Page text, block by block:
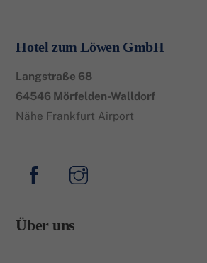
Hotel zum Löwen GmbH
Langstraße 68
64546 Mörfelden-Walldorf
Nähe Frankfurt Airport
Über uns